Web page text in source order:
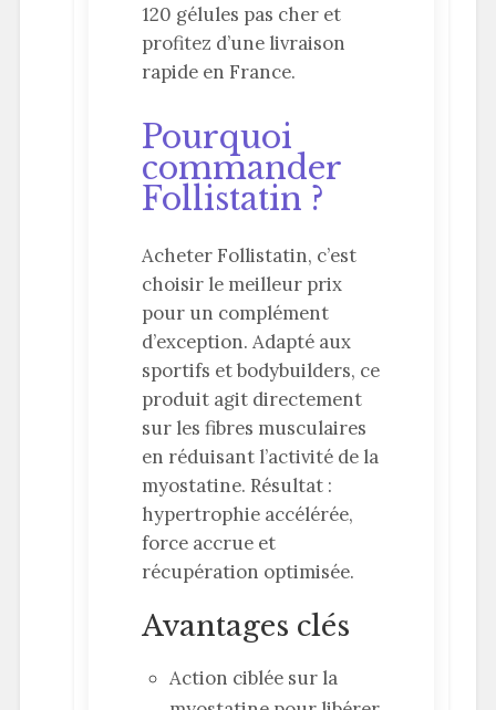
120 gélules pas cher et
profitez d’une livraison
rapide en France.
Pourquoi
commander
Follistatin ?
Acheter Follistatin, c’est
choisir le meilleur prix
pour un complément
d’exception. Adapté aux
sportifs et bodybuilders, ce
produit agit directement
sur les fibres musculaires
en réduisant l’activité de la
myostatine. Résultat :
hypertrophie accélérée,
force accrue et
récupération optimisée.
Avantages clés
Action ciblée sur la